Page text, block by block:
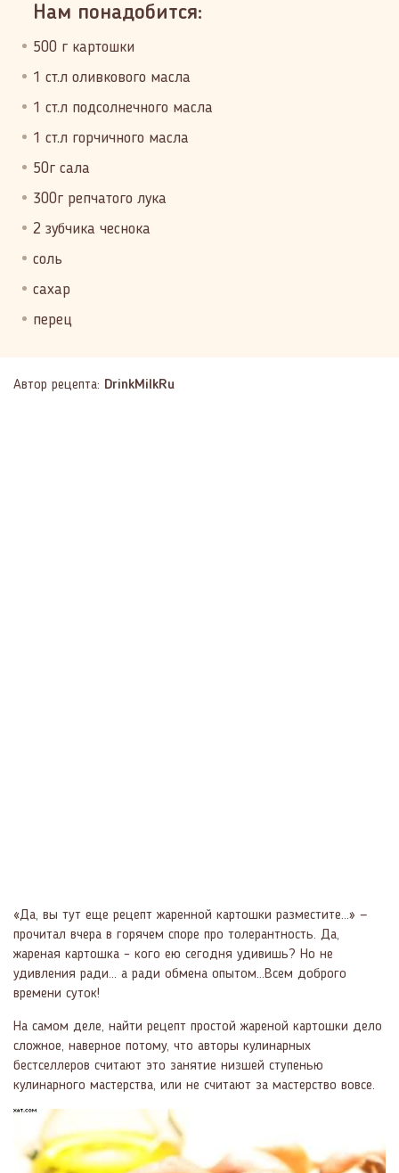
Нам понадобится:
500 г картошки
1 ст.л оливкового масла
1 ст.л подсолнечного масла
1 ст.л горчичного масла
50г сала
300г репчатого лука
2 зубчика чеснока
соль
сахар
перец
Автор рецепта: DrinkMilkRu
«Да, вы тут еще рецепт жаренной картошки разместите...» —
прочитал вчера в горячем споре про толерантность. Да,
жареная картошка – кого ею сегодня удивишь? Но не
удивления ради... а ради обмена опытом...Всем доброго
времени суток!
На самом деле, найти рецепт простой жареной картошки дело
сложное, наверное потому, что авторы кулинарных
бестселлеров считают это занятие низшей ступенью
кулинарного мастерства, или не считают за мастерство вовсе.